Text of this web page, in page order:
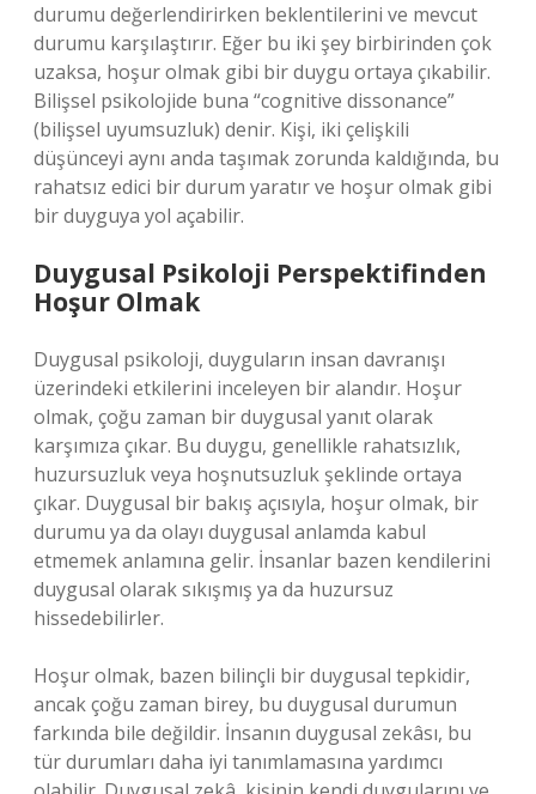
durumu değerlendirirken beklentilerini ve mevcut
durumu karşılaştırır. Eğer bu iki şey birbirinden çok
uzaksa, hoşur olmak gibi bir duygu ortaya çıkabilir.
Bilişsel psikolojide buna “cognitive dissonance”
(bilişsel uyumsuzluk) denir. Kişi, iki çelişkili
düşünceyi aynı anda taşımak zorunda kaldığında, bu
rahatsız edici bir durum yaratır ve hoşur olmak gibi
bir duyguya yol açabilir.
Duygusal Psikoloji Perspektifinden
Hoşur Olmak
Duygusal psikoloji, duyguların insan davranışı
üzerindeki etkilerini inceleyen bir alandır. Hoşur
olmak, çoğu zaman bir duygusal yanıt olarak
karşımıza çıkar. Bu duygu, genellikle rahatsızlık,
huzursuzluk veya hoşnutsuzluk şeklinde ortaya
çıkar. Duygusal bir bakış açısıyla, hoşur olmak, bir
durumu ya da olayı duygusal anlamda kabul
etmemek anlamına gelir. İnsanlar bazen kendilerini
duygusal olarak sıkışmış ya da huzursuz
hissedebilirler.
Hoşur olmak, bazen bilinçli bir duygusal tepkidir,
ancak çoğu zaman birey, bu duygusal durumun
farkında bile değildir. İnsanın duygusal zekâsı, bu
tür durumları daha iyi tanımlamasına yardımcı